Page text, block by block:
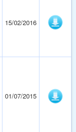
15/02/2016
01/07/2015